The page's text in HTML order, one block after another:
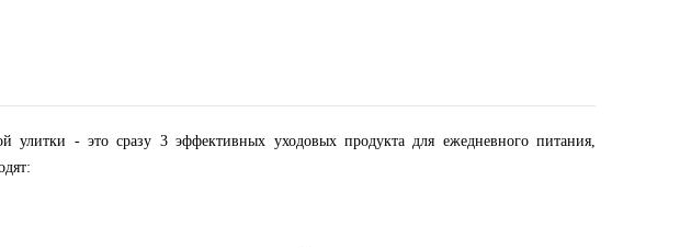
улитки - это сразу 3 эффективных уходовых продукта для ежедневного питания,